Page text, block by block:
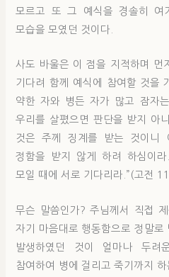
모르고 또 그 예식을 경솔히 여
모습을 모였던 것이다.
사도 바울은 이 점을 지적하며 먼
기다려 함께 예식에 참여할 것을
약한 자와 병든 자가 많고 잠자
우리를 살폈으면 판단을 받지 아
것은 주께 징계를 받는 것이니
정함을 받지 않게 하려 하심이
모일 때에 서로 기다리라.”(고전
무슨 말씀인가? 주님께서 직접
자기 마음대로 행동함으로 정말로
발생하였던 것이 얼마나 두려
참여하여 병에 걸리고 죽기까지